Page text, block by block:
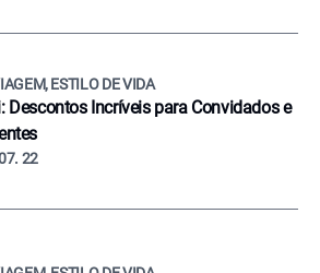
ESTILO DE VIDA
Descontos Incríveis para Convidados e
22